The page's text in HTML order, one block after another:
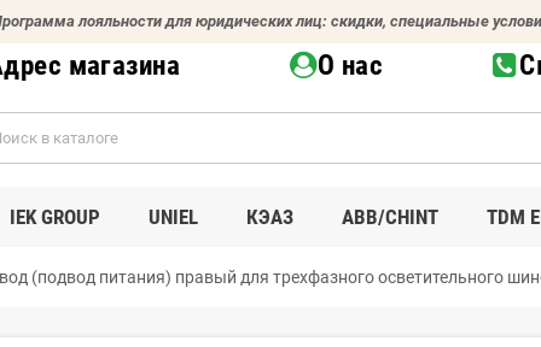
лояльности для юридических лиц: скидки, специальные
магазина О нас
IEK GROUP UNIEL КЭАЗ ABB/CHINT TDM
(подвод питания) правый для трехфазного осветительного